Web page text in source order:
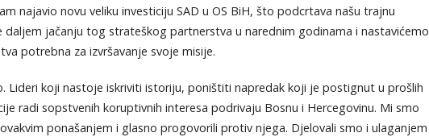
najavio novu veliku investiciju SAD u OS BiH, što podcrtava našu trajnu
daljem jačanju tog strateškog partnerstva u narednim godinama i nastavićemo
potrebna za izvršavanje svoje misije.
Lideri koji nastoje iskriviti istoriju, poništiti napredak koji je postignut u prošlih
radi sopstvenih koruptivnih interesa podrivaju Bosnu i Hercegovinu. Mi smo
ponašanjem i glasno progovorili protiv njega. Djelovali smo i ulaganjem